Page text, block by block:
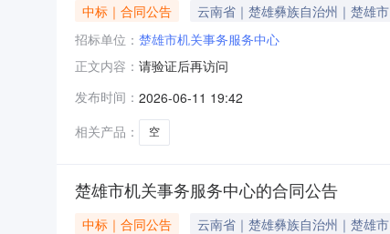
中标｜合同公告 云南省｜楚雄彝族自治州｜楚雄市
招标单位： 楚雄市机关事务服务中心
正文内容： 请验证后再访问
发布时间： 2026-06-11 19:42
相关产品：
空
楚雄市机关事务服务中心的合同公告
中标｜合同公告 云南省｜楚雄彝族自治州｜楚雄市